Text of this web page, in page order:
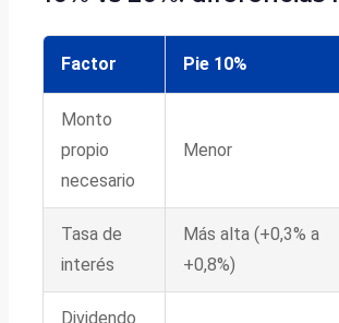
Factor Pie 10%
Monto
propio
necesario
Menor
Tasa de
interés
Más alta (+0,3% a
+0,8%)
Dividendo